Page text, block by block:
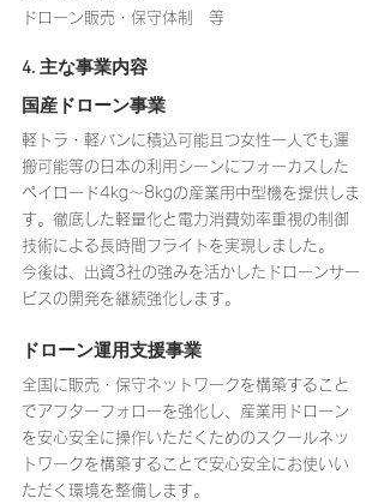
ドローン販売・保守体制 等
4. 主な事業内容
国産ドローン事業
軽トラ・軽バンに積込可能且つ女性一人でも運
搬可能等の日本の利用シーンにフォーカスした
ペイロード4kg～8kgの産業用中型機を提供しま
す。徹底した軽量化と電力消費効率重視の制御
技術による長時間フライトを実現しました。
今後は、出資3社の強みを活かしたドローンサー
ビスの開発を継続強化します。
ドローン運用支援事業
全国に販売・保守ネットワークを構築すること
でアフターフォローを強化し、産業用ドローン
を安心安全に操作いただくためのスクールネッ
トワークを構築することで安心安全にお使いい
ただく環境を整備します。